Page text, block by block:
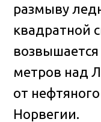
размыву
квадратной
метров над
от
Норвегии.